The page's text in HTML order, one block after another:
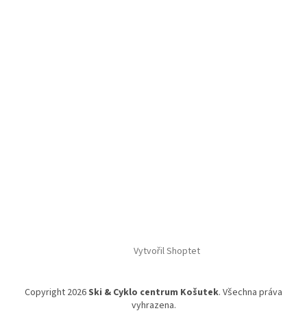
Vytvořil Shoptet
Copyright 2026Ski & Cyklo centrum Košutek. Všechna práva
vyhrazena.